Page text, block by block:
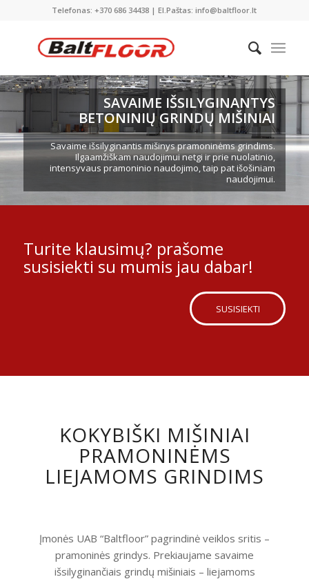
Telefonas: +370 686 34438 | El.Paštas: info@baltfloor.lt
SAVAIME IŠSILYGINANTYS
BETONINIŲ GRINDŲ MIŠINIAI
Savaime išsilyginantis mišinys pramoninėms grindims.
Ilgaamžiškam naudojimui netgi ir prie nuolatinio,
intensyvaus pramoninio naudojimo, taip pat išošiniam
naudojimui.
Turite klausimų? prašome
susisiekti su mumis jau dabar!
SUSISIEKTI
KOKYBIŠKI MIŠINIAI
PRAMONINĖMS
LIEJAMOMS GRINDIMS
Įmonės UAB “Baltfloor” pagrindinė veiklos sritis –
pramoninės grindys. Prekiaujame savaime
išsilyginančiais grindų mišiniais – liejamoms